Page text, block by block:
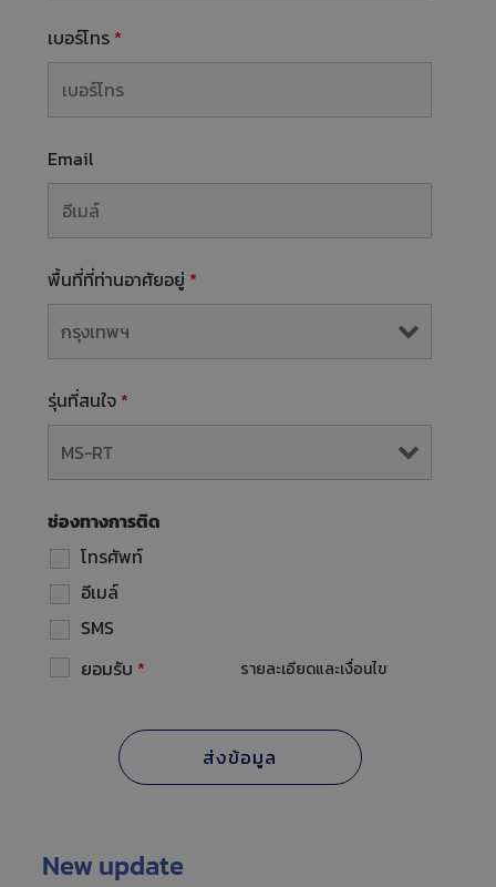
เบอร์โทร *
Email
พื้นที่ที่ท่านอาศัยอยู่ *
รุ่นที่สนใจ *
ช่องทางการติด
โทรศัพท์
อีเมล์
SMS
ยอมรับ * รายละเอียดและเงื่อนไข
New update